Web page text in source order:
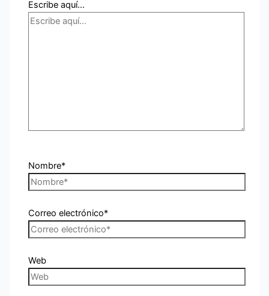
Escribe aquí...
Nombre*
Correo electrónico*
Web